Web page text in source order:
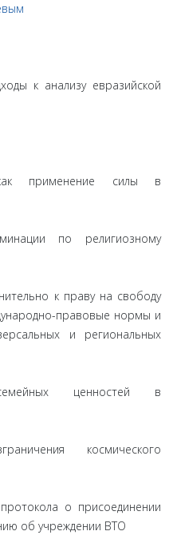
к анализу евразийской
как применение силы в
по религиозному
к праву на свободу
правовые нормы и
и региональных
ценностей в
космического
о присоединении
об учреждении ВТО